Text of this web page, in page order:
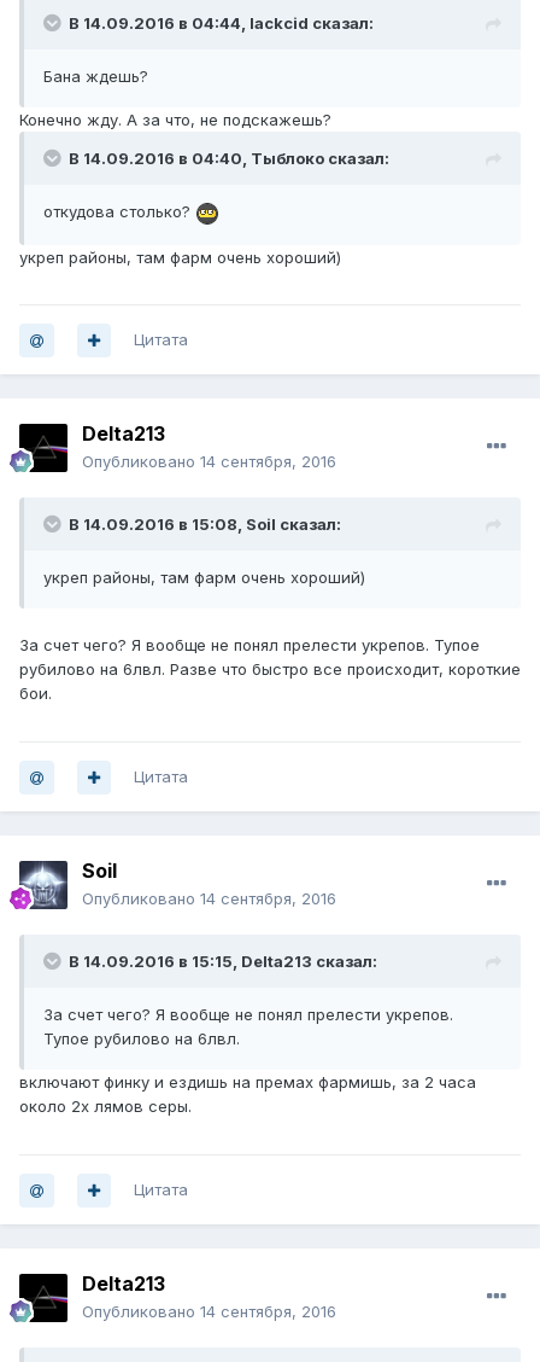
В 14.09.2016 в 04:44, lackcid сказал:
Бана ждешь?
Конечно жду. А за что, не подскажешь?
В 14.09.2016 в 04:40, Тыблоко сказал:
откудова столько?
укреп районы, там фарм очень хороший)
Цитата
Delta213
Опубликовано 14 сентября, 2016
В 14.09.2016 в 15:08, Soil сказал:
укреп районы, там фарм очень хороший)
За счет чего? Я вообще не понял прелести укрепов. Тупое
рубилово на 6лвл. Разве что быстро все происходит, короткие
бои.
Цитата
Soil
Опубликовано 14 сентября, 2016
В 14.09.2016 в 15:15, Delta213 сказал:
За счет чего? Я вообще не понял прелести укрепов.
Тупое рубилово на 6лвл.
включают финку и ездишь на премах фармишь, за 2 часа
около 2х лямов серы.
Цитата
Delta213
Опубликовано 14 сентября, 2016